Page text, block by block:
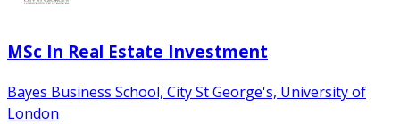
MSc In Real Estate Investment
Bayes Business School, City St George's, University of
London